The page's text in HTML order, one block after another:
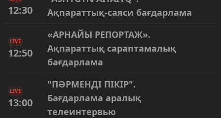
12:30
Ақпараттық-саяси бағдарлама
LIVE
12:50
«АРНАЙЫ РЕПОРТАЖ».
Ақпараттық сараптамалық
бағдарлама
LIVE
13:00
"ПӘРМЕНДІ ПІКІР".
Бағдарлама аралық
телеинтервью